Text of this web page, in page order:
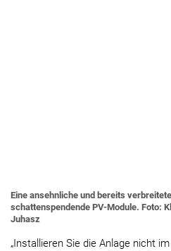
Eine ansehnliche und bereits
schattenspendende PV-Module. Foto:
Juhasz
„Installieren Sie die Anlage nicht